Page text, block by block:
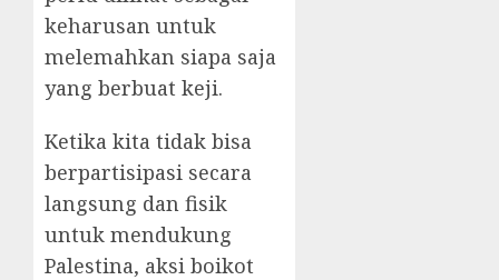
keharusan untuk
melemahkan siapa saja
yang berbuat keji.
Ketika kita tidak bisa
berpartisipasi secara
langsung dan fisik
untuk mendukung
Palestina, aksi boikot